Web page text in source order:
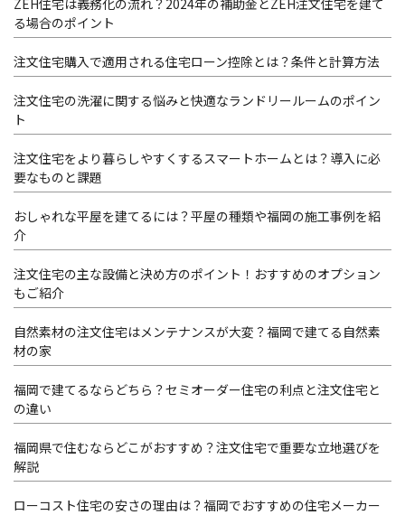
る場合のポイント
注文住宅購入で適用される住宅ローン控除とは？条件と計算方法
注文住宅の洗濯に関する悩みと快適なランドリールームのポイン
ト
注文住宅をより暮らしやすくするスマートホームとは？導入に必
要なものと課題
おしゃれな平屋を建てるには？平屋の種類や福岡の施工事例を紹
介
注文住宅の主な設備と決め方のポイント！おすすめのオプション
もご紹介
自然素材の注文住宅はメンテナンスが大変？福岡で建てる自然素
材の家
福岡で建てるならどちら？セミオーダー住宅の利点と注文住宅と
の違い
福岡県で住むならどこがおすすめ？注文住宅で重要な立地選びを
解説
ローコスト住宅の安さの理由は？福岡でおすすめの住宅メーカー